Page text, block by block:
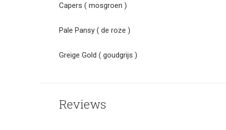
Capers ( mosgroen )
Pale Pansy ( de roze )
Greige Gold ( goudgrijs )
Reviews